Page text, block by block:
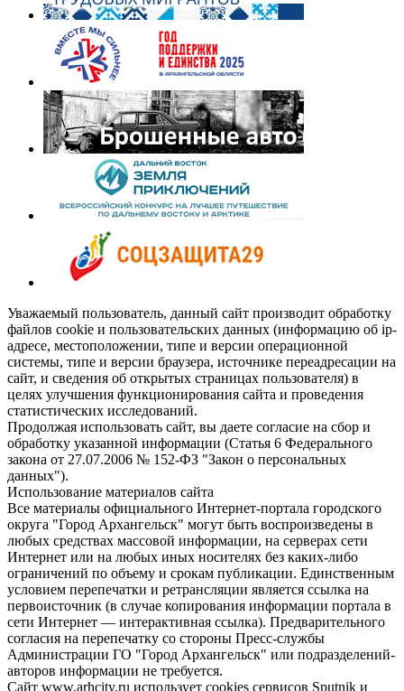
Уважаемый пользователь, данный сайт производит обработку
файлов cookie и пользовательских данных (информацию об ip-
адресе, местоположении, типе и версии операционной
системы, типе и версии браузера, источнике переадресации на
сайт, и сведения об открытых страницах пользователя) в
целях улучшения функционирования сайта и проведения
статистических исследований.
Продолжая использовать сайт, вы даете согласие на сбор и
обработку указанной информации (Статья 6 Федерального
закона от 27.07.2006 № 152-ФЗ "Закон о персональных
данных").
Использование материалов сайта
Все материалы официального Интернет-портала городского
округа "Город Архангельск" могут быть воспроизведены в
любых средствах массовой информации, на серверах сети
Интернет или на любых иных носителях без каких-либо
ограничений по объему и срокам публикации. Единственным
условием перепечатки и ретрансляции является ссылка на
первоисточник (в случае копирования информации портала в
сети Интернет — интерактивная ссылка). Предварительного
согласия на перепечатку со стороны Пресс-службы
Администрации ГО "Город Архангельск" или подразделений-
авторов информации не требуется.
Сайт www.arhcity.ru использует cookies сервисов Sputnik и